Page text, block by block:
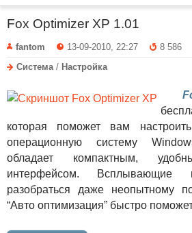
Fox Optimizer XP 1.01
fantom 13-09-2010, 22:27
8 586
Система/ Настройка
которая поможет вам
операционную систему
обладает компактным,
интерфейсом. Всплывающие
разобраться даже неопытному
“Авто оптимизация” быстро